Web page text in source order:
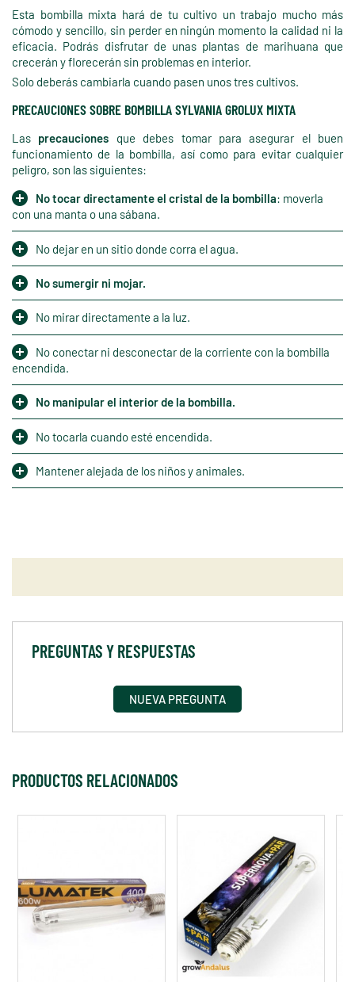
Esta bombilla mixta hará de tu cultivo un trabajo mucho más
cómodo y sencillo, sin perder en ningún momento la calidad ni la
eficacia. Podrás disfrutar de unas plantas de marihuana que
crecerán y florecerán sin problemas en interior.
Solo deberás cambiarla cuando pasen unos tres cultivos.
PRECAUCIONES SOBRE BOMBILLA SYLVANIA GROLUX MIXTA
Las precauciones que debes tomar para asegurar el buen
funcionamiento de la bombilla, así como para evitar cualquier
peligro, son las siguientes:
No tocar directamente el cristal de la bombilla: moverla
con una manta o una sábana.
No dejar en un sitio donde corra el agua.
No sumergir ni mojar.
No mirar directamente a la luz.
No conectar ni desconectar de la corriente con la bombilla
encendida.
No manipular el interior de la bombilla.
No tocarla cuando esté encendida.
Mantener alejada de los niños y animales.
PREGUNTAS Y RESPUESTAS
NUEVA PREGUNTA
PRODUCTOS RELACIONADOS